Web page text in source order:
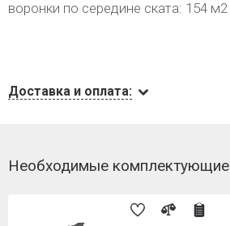
воронки по середине ската: 154 м2
Доставка и оплата:
Необходимые комплектующие